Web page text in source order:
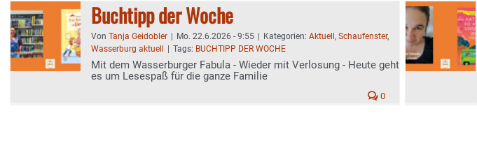
Buchtipp der Woche
Von Tanja Geidobler Mo. 22.6.2026 - 9:55 Kategorien: Aktuell , Schaufenster,
Wasserburg aktuell
Tags: BUCHTIPP DER WOCHE
Mit dem Wasserburger Fabula - Wieder mit Verlosung - Heute geht
es um Lesespaß für die ganze Familie
0